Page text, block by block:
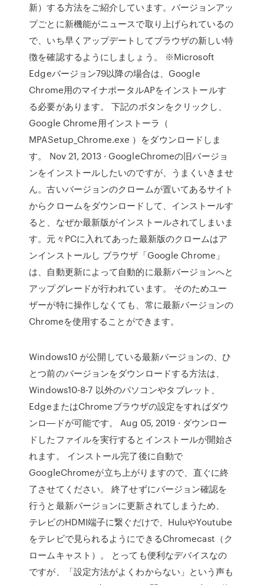
新）する方法をご紹介しています。バージョンアッ
プごとに新機能がニュースで取り上げられているの
で、いち早くアップデートしてブラウザの新しい特
徴を確認するようにしましょう。 ※Microsoft
Edgeバージョン79以降の場合は、Google
Chrome用のマイナポータルAPをインストールす
る必要があります。 下記のボタンをクリックし、
Google Chrome用インストーラ（
MPASetup_Chrome.exe ）をダウンロードしま
す。 Nov 21, 2013 · GoogleChromeの旧バージョ
ンをインストールしたいのですが、うまくいきませ
ん。古いバージョンのクロームが置いてあるサイト
からクロームをダウンロードして、インストールす
ると、なぜか最新版がインストールされてしまいま
す。元々PCに入れてあった最新版のクロームはア
ンインストールし ブラウザ「Google Chrome」
は、自動更新によって自動的に最新バージョンへと
アップグレードが行われています。 そのためユー
ザーが特に操作しなくても、常に最新バージョンの
Chromeを使用することができます。
Windows10 が公開している最新バージョンの、ひ
とつ前のバージョンをダウンロードする方法は、
Windows10-8-7 以外のパソコンやタブレット、
EdgeまたはChromeブラウザの設定をすればダウ
ンロ―ドが可能です。 Aug 05, 2019 · ダウンロー
ドしたファイルを実行するとインストールが開始さ
れます。 インストール完了後に自動で
GoogleChromeが立ち上がりますので、直ぐに終
了させてください。 終了せずにバージョン確認を
行うと最新バージョンに更新されてしまうため、
テレビのHDMI端子に繋ぐだけで、HuluやYoutube
をテレビで見られるようにできるChromecast（ク
ロームキャスト）。 とっても便利なデバイスなの
ですが、「設定方法がよくわからない」という声も